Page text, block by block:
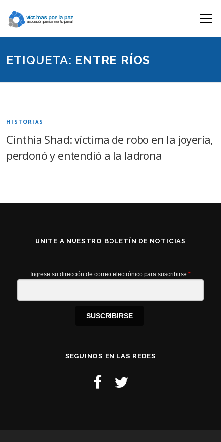
contenido
Menú
ETIQUETA: ENTRE RÍOS
HISTORIAS
Cinthia Shad: víctima de robo en la joyería,
perdonó y entendió a la ladrona
UNITE A NUESTRO BOLETÍN DE NOTICIAS
Ingrese su dirección de correo electrónico para suscribirse *
SUSCRIBIRSE
SEGUINOS EN LAS REDES